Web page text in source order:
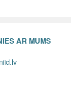
AR MUMS